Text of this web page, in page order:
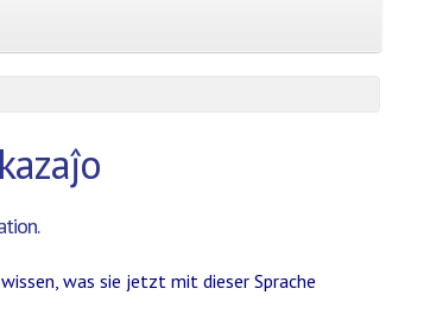
was sie jetzt mit dieser Sprache